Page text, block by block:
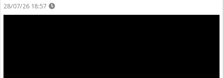
28/07/26 18:57